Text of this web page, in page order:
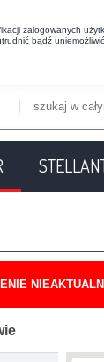
zalogowanych
bądź
szukaj w